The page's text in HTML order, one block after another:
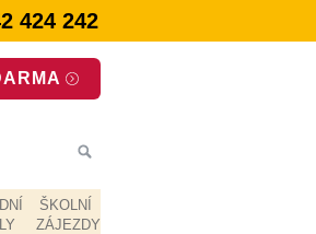
424 242
ŠKOLNÍ
ZÁJEZDY